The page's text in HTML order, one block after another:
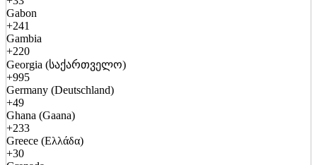
Gabon
+241
Gambia
+220
Georgia (საქართველო)
+995
Germany (Deutschland)
+49
Ghana (Gaana)
+233
Greece (Ελλάδα)
+30